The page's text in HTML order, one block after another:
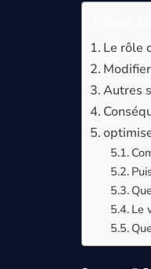
Le rôle
Autres
Le